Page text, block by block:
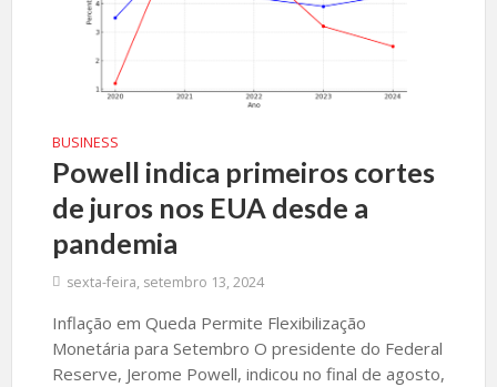
BUSINESS
Powell indica primeiros cortes
de juros nos EUA desde a
pandemia
sexta-feira, setembro 13, 2024
Inflação em Queda Permite Flexibilização
Monetária para Setembro O presidente do Federal
Reserve, Jerome Powell, indicou no final de agosto,